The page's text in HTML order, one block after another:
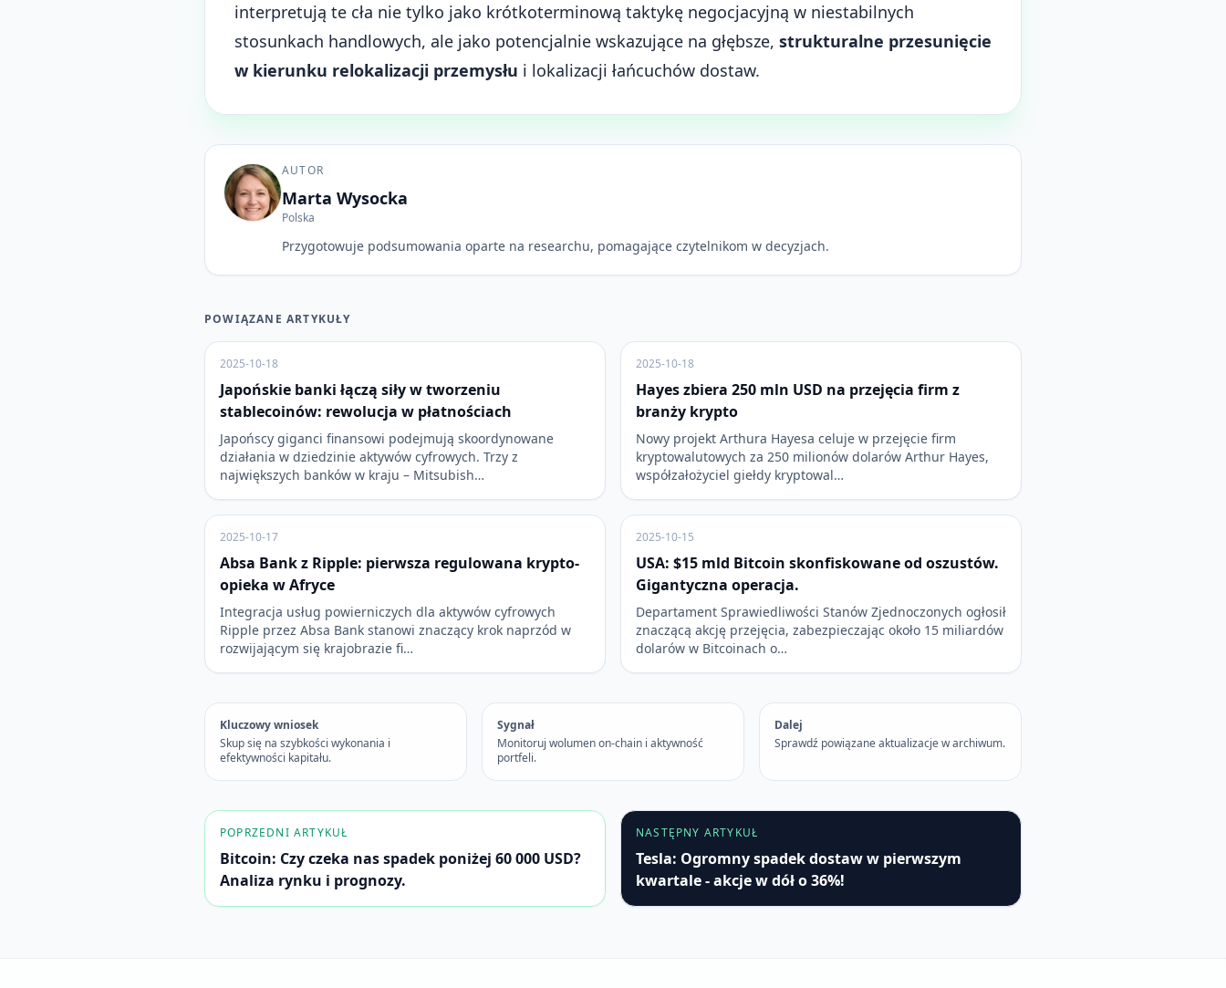
interpretują te cła nie tylko jako krótkoterminową taktykę negocjacyjną w niestabilnych
stosunkach handlowych, ale jako potencjalnie wskazujące na głębsze, strukturalne przesunięcie
w kierunku relokalizacji przemysłu i lokalizacji łańcuchów dostaw.
AUTOR
Marta Wysocka
Polska
Przygotowuje podsumowania oparte na researchu, pomagające czytelnikom w decyzjach.
POWIĄZANE ARTYKUŁY
2025-10-18
Japońskie banki łączą siły w tworzeniu
stablecoinów: rewolucja w płatnościach
Japońscy giganci finansowi podejmują skoordynowane
działania w dziedzinie aktywów cyfrowych. Trzy z
największych banków w kraju – Mitsubish…
2025-10-18
Hayes zbiera 250 mln USD na przejęcia firm z
branży krypto
Nowy projekt Arthura Hayesa celuje w przejęcie firm
kryptowalutowych za 250 milionów dolarów Arthur Hayes,
współzałożyciel giełdy kryptowal…
2025-10-17
Absa Bank z Ripple: pierwsza regulowana krypto-
opieka w Afryce
Integracja usług powierniczych dla aktywów cyfrowych
Ripple przez Absa Bank stanowi znaczący krok naprzód w
rozwijającym się krajobrazie fi…
2025-10-15
USA: $15 mld Bitcoin skonfiskowane od oszustów.
Gigantyczna operacja.
Departament Sprawiedliwości Stanów Zjednoczonych ogłosił
znaczącą akcję przejęcia, zabezpieczając około 15 miliardów
dolarów w Bitcoinach o…
Kluczowy wniosek
Skup się na szybkości wykonania i
efektywności kapitału.
Sygnał
Monitoruj wolumen on-chain i aktywność
portfeli.
Dalej
Sprawdź powiązane aktualizacje w archiwum.
POPRZEDNI ARTYKUŁ
Bitcoin: Czy czeka nas spadek poniżej 60 000 USD?
Analiza rynku i prognozy.
NASTĘPNY ARTYKUŁ
Tesla: Ogromny spadek dostaw w pierwszym
kwartale - akcje w dół o 36%!